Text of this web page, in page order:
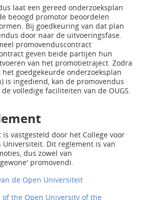
laat een gereed onderzoeksplan
beoogd promotor beoordelen
Bij goedkeuring van dat plan
door naar de uitvoeringsfase.
promovenduscontract
geven beide partijen hun
van het promotietraject. Zodra
goedgekeurde onderzoeksplan
is ingediend, kan de promovendus
volledige faciliteiten van de OUGS.
vastgesteld door het College voor
Universiteit. Dit reglement is van
dus zowel van
promovendi.
de Open Universiteit
of the Open University of the